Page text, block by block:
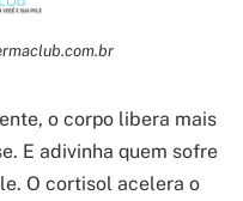
o corpo libera mais
E adivinha quem sofre
O cortisol acelera o